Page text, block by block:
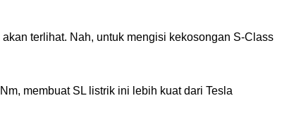
terlihat. Nah, untuk mengisi kekosongan S-Class
membuat SL listrik ini lebih kuat dari Tesla